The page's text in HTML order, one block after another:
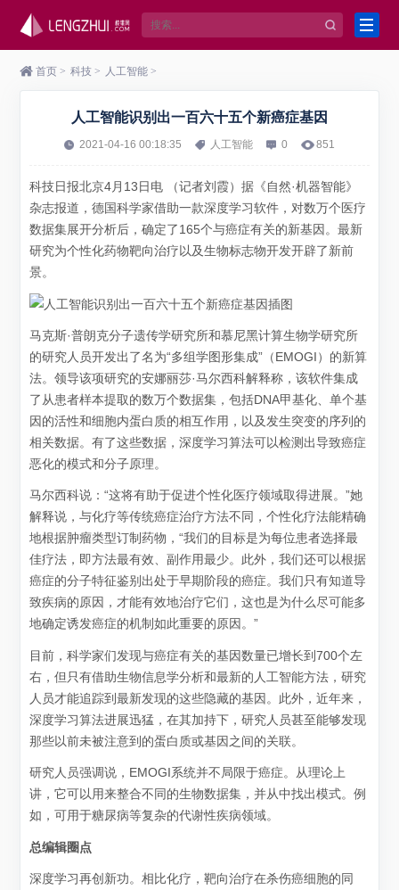
首页 > 科技 > 人工智能 >
人工智能识别出一百六十五个新癌症基因
2021-04-16 00:18:35 人工智能 0 851
科技日报北京4月13日电 （记者刘霞）据《自然·机器智能》
杂志报道，德国科学家借助一款深度学习软件，对数万个医疗
数据集展开分析后，确定了165个与癌症有关的新基因。最新
研究为个性化药物靶向治疗以及生物标志物开发开辟了新前
景。
马克斯·普朗克分子遗传学研究所和慕尼黑计算生物学研究所
的研究人员开发出了名为“多组学图形集成”（EMOGI）的新算
法。领导该项研究的安娜丽莎·马尔西科解释称，该软件集成
了从患者样本提取的数万个数据集，包括DNA甲基化、单个基
因的活性和细胞内蛋白质的相互作用，以及发生突变的序列的
相关数据。有了这些数据，深度学习算法可以检测出导致癌症
恶化的模式和分子原理。
马尔西科说：“这将有助于促进个性化医疗领域取得进展。”她
解释说，与化疗等传统癌症治疗方法不同，个性化疗法能精确
地根据肿瘤类型订制药物，“我们的目标是为每位患者选择最
佳疗法，即方法最有效、副作用最少。此外，我们还可以根据
癌症的分子特征鉴别出处于早期阶段的癌症。我们只有知道导
致疾病的原因，才能有效地治疗它们，这也是为什么尽可能多
地确定诱发癌症的机制如此重要的原因。”
目前，科学家们发现与癌症有关的基因数量已增长到700个左
右，但只有借助生物信息学分析和最新的人工智能方法，研究
人员才能追踪到最新发现的这些隐藏的基因。此外，近年来，
深度学习算法进展迅猛，在其加持下，研究人员甚至能够发现
那些以前未被注意到的蛋白质或基因之间的关联。
研究人员强调说，EMOGI系统并不局限于癌症。从理论上
讲，它可以用来整合不同的生物数据集，并从中找出模式。例
如，可用于糖尿病等复杂的代谢性疾病领域。
总编辑圈点
深度学习再创新功。相比化疗，靶向治疗在杀伤癌细胞的同